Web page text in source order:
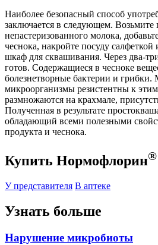
Наиболее безопасный способ
заключается в следующем.
непастеризованного молока,
чеснока, накройте посуду
шкаф для сквашивания. Через два-
готов. Содержащиеся в чесноке
болезнетворные бактерии и
микроорганизмы резистентны к
размножаются на крахмале,
Полученная в результате
обладающий всеми полезными
продукта и чеснока.
Купить Нормофлорин®
У представителя В аптеке
Узнать больше
Нарушение микробиоты